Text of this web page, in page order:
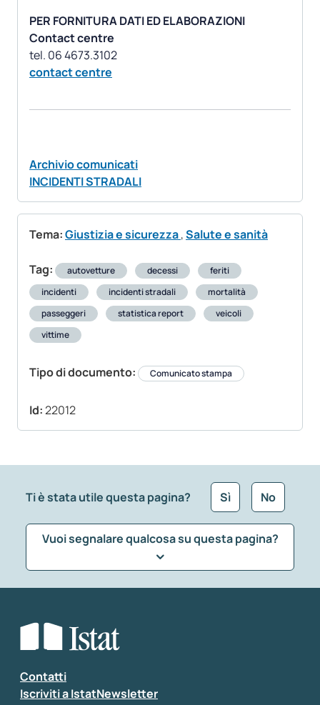
PER FORNITURA DATI ED ELABORAZIONI
Contact centre
contact centre
Archivio comunicati
INCIDENTI STRADALI
Tema:Giustizia e sicurezza,Salute e sanità
Tag: autovetture decessi
feriti
incidenti
incidenti stradali
mortalità
passeggeri
statistica report
veicoli
vittime
Tipo di documento: Comunicato stampa
Id:22012
Ti è stata utile questa pagina? Sì No
Vuoi segnalare qualcosa su questa pagina?
Seleziona la tipologia della segnalazione
Inserisci il tuo commento
Contatti
Iscriviti a IstatNewsletter